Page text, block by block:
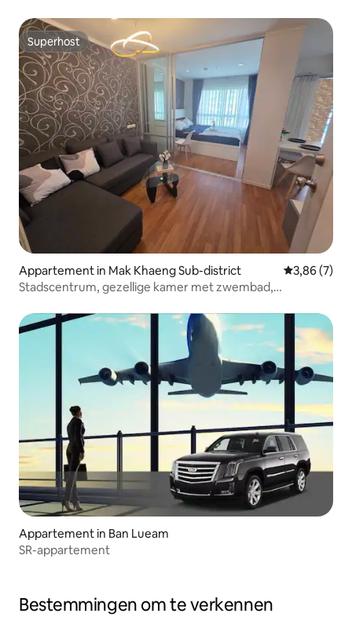
Superhost
Superhost
Appartement in Mak Khaeng Sub-district
3,86 (7)
Stadscentrum, gezellige kamer met zwembad,
Appartement in Ban Lueam
SR-appartement
Bestemmingen om te verkennen